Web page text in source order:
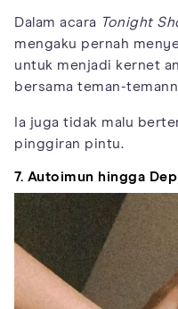
Dalam acara Tonight
mengaku pernah
untuk menjadi kernet
bersama teman-
Ia juga tidak malu
pinggiran pintu.
7. Autoimun hingga